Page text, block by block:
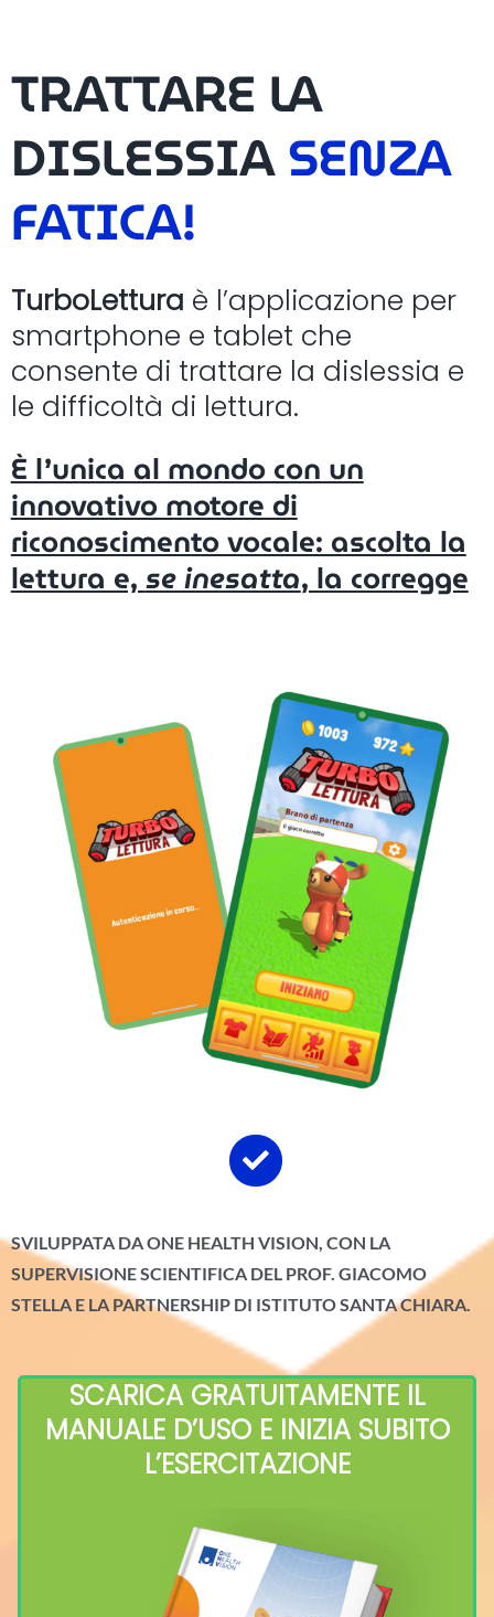
contenuto
TRATTARE LA
DISLESSIASENZA
FATICA!
TurboLettura è l’applicazione per
smartphone e tablet che
consente di trattare la dislessia e
le difficoltà di lettura.
È l’unica al mondo con un
innovativo motore di
riconoscimento vocale: ascolta la
lettura e,se inesatta, la corregge
SVILUPPATA DA ONE HEALTH VISION, CON LA
SUPERVISIONE SCIENTIFICA DEL PROF. GIACOMO
STELLA E LA PARTNERSHIP DI ISTITUTO SANTA CHIARA.
SCARICA GRATUITAMENTE IL
MANUALE D’USO E INIZIA SUBITO
L’ESERCITAZIONE